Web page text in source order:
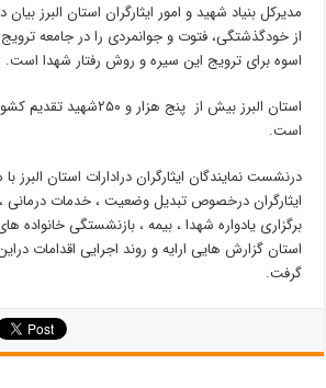
مدیرکل بنیاد شهید و امور ایثارگران استان البرز
از خودگذشتگی، فتوت و جوانمردی را در جامعه
اسوه برای ترویج این سیره و روش رفتار شهدا است.
استان البرز بیش از پنج هزار
است.
درنشست نمایندگان ایثارگران درادارات استان البرز
ایثارگران درخصوص تبدیل وضعیت ، خدمات درمانی
برگزاری یادواره شهدا ، بیمه ، بازنشستگی خانواده
استان گزارش هایی ارایه و روند اجرایی اقدامات
گرفت.